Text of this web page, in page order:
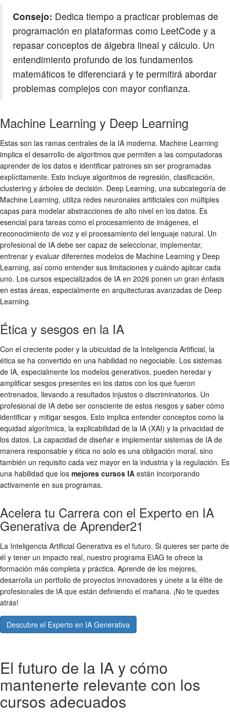
Consejo: Dedica tiempo a practicar problemas de
programación en plataformas como LeetCode y a
repasar conceptos de álgebra lineal y cálculo. Un
entendimiento profundo de los fundamentos
matemáticos te diferenciará y te permitirá abordar
problemas complejos con mayor confianza.
Machine Learning y Deep Learning
Estas son las ramas centrales de la IA moderna. Machine Learning
implica el desarrollo de algoritmos que permiten a las computadoras
aprender de los datos e identificar patrones sin ser programadas
explícitamente. Esto incluye algoritmos de regresión, clasificación,
clustering y árboles de decisión. Deep Learning, una subcategoría de
Machine Learning, utiliza redes neuronales artificiales con múltiples
capas para modelar abstracciones de alto nivel en los datos. Es
esencial para tareas como el procesamiento de imágenes, el
reconocimiento de voz y el procesamiento del lenguaje natural. Un
profesional de IA debe ser capaz de seleccionar, implementar,
entrenar y evaluar diferentes modelos de Machine Learning y Deep
Learning, así como entender sus limitaciones y cuándo aplicar cada
uno. Los cursos especializados de IA en 2026 ponen un gran énfasis
en estas áreas, especialmente en arquitecturas avanzadas de Deep
Learning.
Ética y sesgos en la IA
Con el creciente poder y la ubicuidad de la Inteligencia Artificial, la
ética se ha convertido en una habilidad no negociable. Los sistemas
de IA, especialmente los modelos generativos, pueden heredar y
amplificar sesgos presentes en los datos con los que fueron
entrenados, llevando a resultados injustos o discriminatorios. Un
profesional de IA debe ser consciente de estos riesgos y saber cómo
identificar y mitigar sesgos. Esto implica entender conceptos como la
equidad algorítmica, la explicabilidad de la IA (XAI) y la privacidad de
los datos. La capacidad de diseñar e implementar sistemas de IA de
manera responsable y ética no solo es una obligación moral, sino
también un requisito cada vez mayor en la industria y la regulación. Es
una habilidad que los mejores cursos IA están incorporando
activamente en sus programas.
Acelera tu Carrera con el Experto en IA
Generativa de Aprender21
La Inteligencia Artificial Generativa es el futuro. Si quieres ser parte de
él y tener un impacto real, nuestro programa EIAG te ofrece la
formación más completa y práctica. Aprende de los mejores,
desarrolla un portfolio de proyectos innovadores y únete a la élite de
profesionales de IA que están definiendo el mañana. ¡No te quedes
atrás!
Descubre el Experto en IA Generativa
El futuro de la IA y cómo
mantenerte relevante con los
cursos adecuados